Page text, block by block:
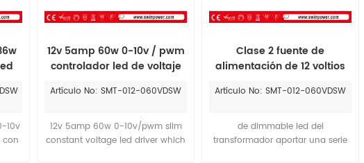
10v
con
12v 5amp 60w 0-10v / pwm
controlador led de voltaje
Artículo No: SMT-012-060VDSW
12v 5amp 60w 0-10v/pwm slim
constant voltage led driver which
Clase 2 fuente de
alimentación de 12 voltios
transformador
Artículo No: SMT-012-060VDSW
de dimmable led del
transformador aportar una serie